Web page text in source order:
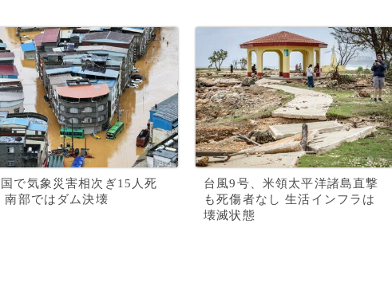
で気象災害相次ぎ15人死
南部ではダム決壊
台風9号、米領太平洋諸島直撃
も死傷者なし 生活インフラは
壊滅状態